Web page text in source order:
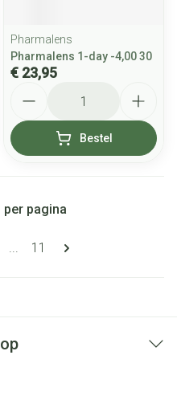
Pharmalens
Pharmalens 1-day -4,00 30
€ 23,95
Bestel
Pagina's pagina
... Pagina
11
per pagina